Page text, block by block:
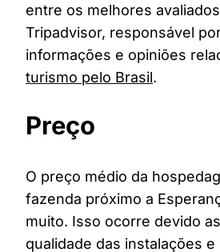
entre os melhores
Tripadvisor, responsável
informações e opiniões
turismo pelo Brasil.
Preço
O preço médio da
fazenda próximo a
muito. Isso ocorre devido
qualidade das instalações